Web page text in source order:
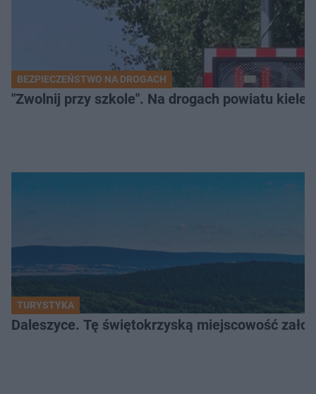
BEZPIECZEŃSTWO NA DROGACH
"Zwolnij przy szkole". Na drogach powiatu
TURYSTYKA
Daleszyce. Tę świętokrzyską miejscowość